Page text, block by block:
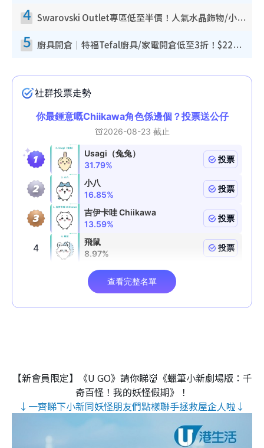
4 Swarovski Outlet專區低至半價！人氣水晶飾物/小擺設$138起！迪士尼款/水晶高跟鞋都有平
5 廚具開倉｜特福Tefal廚具/家電開倉低至3折！$220起買平底鍋/炒鑊/湯煲！電飯煲/吸塵機/燙斗$418起
【新會員限定】《U GO》請你睇👹《蠟筆小新劇場版：千
奇百怪！我的妖怪假期》！
↓一齊睇下小新同妖怪朋友們點樣聯手拯救屋企人啦↓